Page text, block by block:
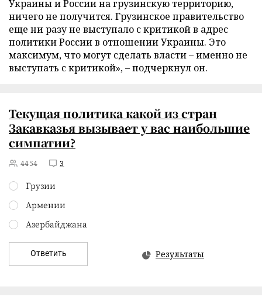
Украины и России на грузинскую территорию,
ничего не получится. Грузинское правительство
еще ни разу не выступало с критикой в адрес
политики России в отношении Украины. Это
максимум, что могут сделать власти – именно не
выступать с критикой», – подчеркнул он.
Текущая политика какой из стран
Закавказья вызывает у вас наибольшие
симпатии?
4454 3
Грузии
Армении
Азербайджана
Ответить Результаты